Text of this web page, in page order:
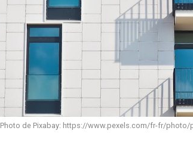
Photo de Pixabay: https://www.pexels.com/fr-fr/